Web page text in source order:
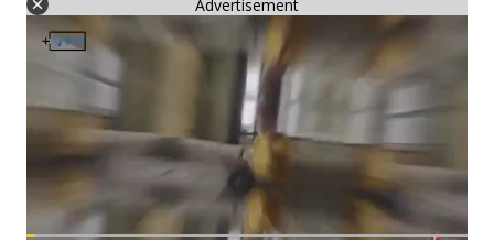
Advertisement